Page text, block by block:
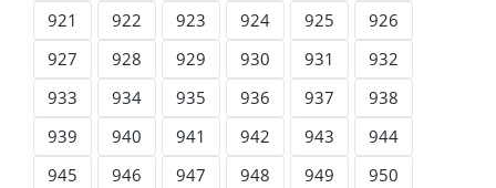
921
922 923 924 925
926
927
928 929 930 931
932
933
934 935 936 937
938
939
940 941 942 943
944
945
946 947 948 949
950